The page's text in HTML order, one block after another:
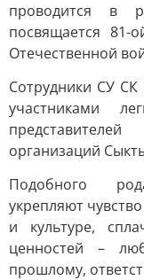
проводится в
посвящается
Отечественной
Сотрудники СУ СК
участниками
организаций
Подобного
укрепляют
и культуре,
ценностей –
прошлому,